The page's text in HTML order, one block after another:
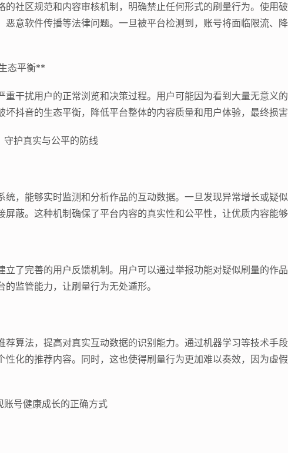
的社区规范和内容审核机制，明确禁止任何形式的刷量行为。使用
恶意软件传播等法律问题。一旦被平台检测到，账号将面临限流、
态平衡**
重干扰用户的正常浏览和决策过程。用户可能因为看到大量无意义
抖音的生态平衡，降低平台整体的内容质量和用户体验，最终损害
护真实与公平的防线
统，能够实时监测和分析作品的互动数据。一旦发现异常增长或疑
蔽。这种机制确保了平台内容的真实性和公平性，让优质内容能够
立了完善的用户反馈机制。用户可以通过举报功能对疑似刷量的作
监管能力，让刷量行为无处遁形。
荐算法，提高对真实互动数据的识别能力。通过机器学习等技术手
性化的推荐内容。同时，这也使得刷量行为更加难以奏效，因为虚
号健康成长的正确方式